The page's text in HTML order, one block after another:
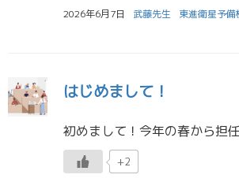
2026年6月7日 武藤先生 東進衛星予
はじめまして！
+2